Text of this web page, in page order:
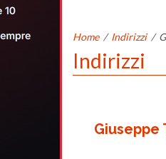
Home / Indirizzi /
Indirizzi
Giuseppe